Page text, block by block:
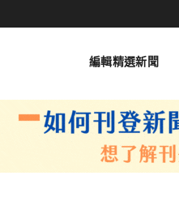
編輯精選新聞